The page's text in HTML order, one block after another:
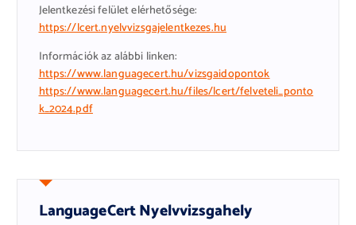
Jelentkezési felület elérhetősége:
https://lcert.nyelvvizsgajelentkezes.hu
Információk az alábbi linken:
https://www.languagecert.hu/vizsgaidopontok
https://www.languagecert.hu/files/lcert/felveteli_ponto
k_2024.pdf
LanguageCert Nyelvvizsgahely